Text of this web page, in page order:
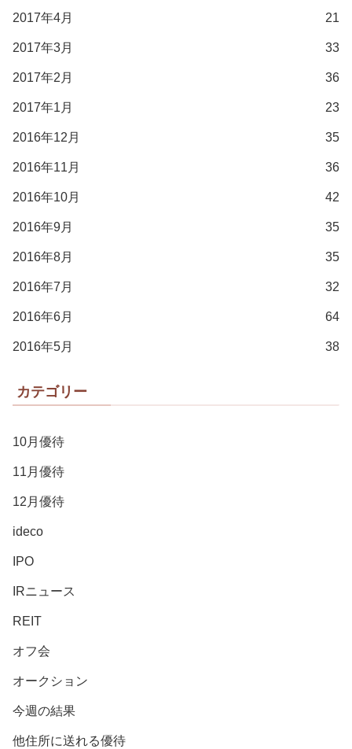
2017年4月 21
2017年3月 33
2017年2月 36
2017年1月 23
2016年12月 35
2016年11月 36
2016年10月 42
2016年9月 35
2016年8月 35
2016年7月 32
2016年6月 64
2016年5月 38
カテゴリー
10月優待
11月優待
12月優待
ideco
IPO
IRニュース
REIT
オフ会
オークション
今週の結果
他住所に送れる優待